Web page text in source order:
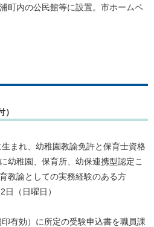
町内の公民館等に設置。市ホームペ
まれ、幼稚園教諭免許と保育士資格
幼稚園、保育所、幼保連携型認定こ
教諭としての実務経験のある方
（日曜日）
有効）に所定の受験申込書を職員課